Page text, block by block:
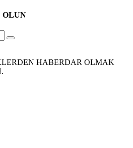
OLUN
HABERDAR OLMAK